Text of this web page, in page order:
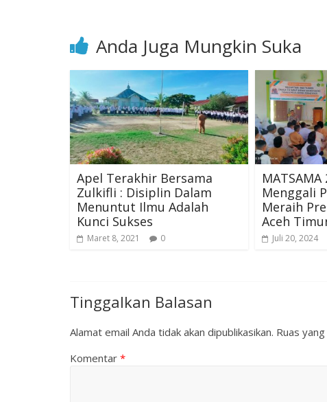
Anda Juga Mungkin Suka
Apel Terakhir Bersama
Zulkifli : Disiplin Dalam
Menuntut Ilmu Adalah
Kunci Sukses
Maret 8, 2021 0
Menggali
Meraih
Aceh
Juli 20, 2024
Tinggalkan Balasan
Alamat email Anda tidak akan dipublikasikan. Ruas
Komentar *